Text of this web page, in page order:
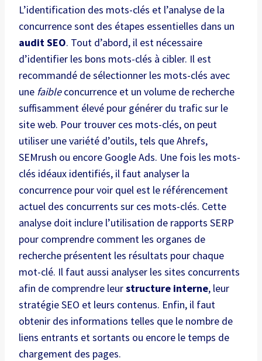
L’identification des mots-clés et l’analyse de la
concurrence sont des étapes essentielles dans un
audit SEO. Tout d’abord, il est nécessaire
d’identifier les bons mots-clés à cibler. Il est
recommandé de sélectionner les mots-clés avec
une faibleconcurrence et un volume de recherche
suffisamment élevé pour générer du trafic sur le
site web. Pour trouver ces mots-clés, on peut
utiliser une variété d’outils, tels que Ahrefs,
SEMrush ou encore Google Ads. Une fois les mots-
clés idéaux identifiés, il faut analyser la
concurrence pour voir quel est le référencement
actuel des concurrents sur ces mots-clés. Cette
analyse doit inclure l’utilisation de rapports SERP
pour comprendre comment les organes de
recherche présentent les résultats pour chaque
mot-clé. Il faut aussi analyser les sites concurrents
afin de comprendre leurstructure interne, leur
stratégie SEO et leurs contenus. Enfin, il faut
obtenir des informations telles que le nombre de
liens entrants et sortants ou encore le temps de
chargement des pages.